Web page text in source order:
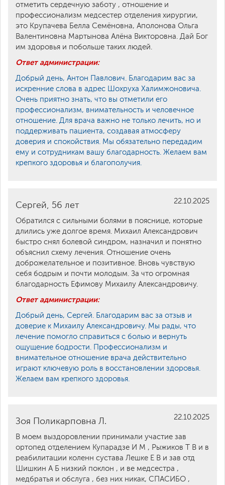
отметить сердечную заботу , отношение и
профессионализм медсестер отделения хирургии,
это Крупачева Белла Семёновна, Аполонова Ольга
Валентиновна Мартынова Алёна Викторовна. Дай Бог
им здоровья и побольше таких людей.
Ответ администрации:
Добрый день, Антон Павлович. Благодарим вас за
искренние слова в адрес Шохруха Халимжоновича.
Очень приятно знать, что вы отметили его
профессионализм, внимательность и человечное
отношение. Для врача важно не только лечить, но и
поддерживать пациента, создавая атмосферу
доверия и спокойствия. Мы обязательно передадим
ему и сотрудникам вашу благодарность. Желаем вам
крепкого здоровья и благополучия.
22.10.2025
Сергей, 56 лет
Обратился с сильными болями в пояснице, которые
длились уже долгое время. Михаил Александрович
быстро снял болевой синдром, назначил и понятно
объяснил схему лечения. Отношение очень
доброжелательное и позитивное. Вновь чувствую
себя бодрым и почти молодым. За что огромная
благодарность Ефимову Михаилу Александровичу.
Ответ администрации:
Добрый день, Сергей. Благодарим вас за отзыв и
доверие к Михаилу Александровичу. Мы рады, что
лечение помогло справиться с болью и вернуть
ощущение бодрости. Профессионализм и
внимательное отношение врача действительно
играют ключевую роль в восстановлении здоровья.
Желаем вам крепкого здоровья.
22.10.2025
Зоя Поликарповна Л.
В моем выздоровлении принимали участие зав
ортопед отделением Купарадзе И М , Рыжиков Т В и в
реабилитации коленн сустава Лешке Е В и зав отд
Шишкин А Б низкий поклон , и ве медсестра ,
медбратья и обслуга , без них никак, СПАСИБО ,